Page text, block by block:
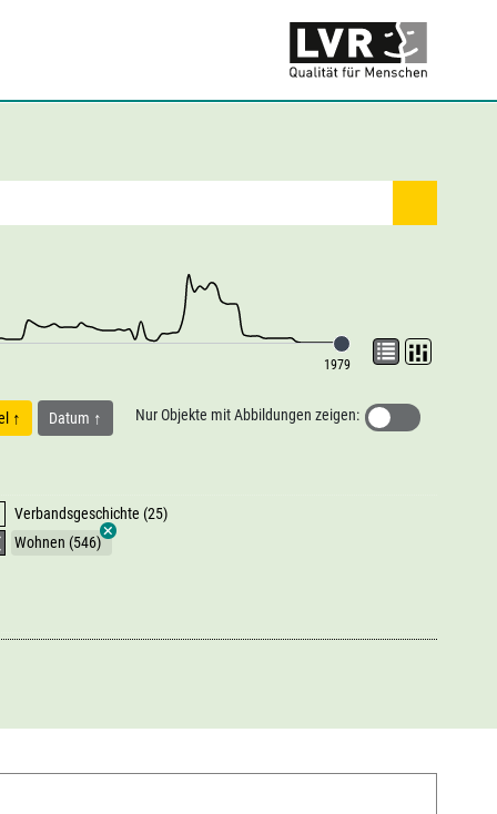
1979
Datum Nur Objekte mit Abbildungen zeigen:
Verbandsgeschichte (25)
Wohnen (546)